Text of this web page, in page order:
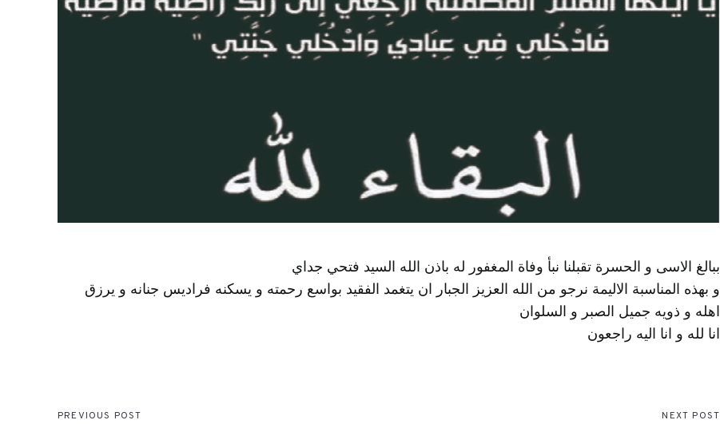
ببالغ الاسى و الحسرة تقبلنا نبأ وفاة المغفور له باذن الله السيد فتحي جداي
و بهذه المناسبة الاليمة نرجو من الله العزيز الجبار ان يتغمد الفقيد بواسع رحمته و يسكنه فراديس جنانه و يرزق
اهله و ذويه جميل الصبر و السلوان
انا لله و انا اليه راجعون
PREVIOUS POST NEXT POST